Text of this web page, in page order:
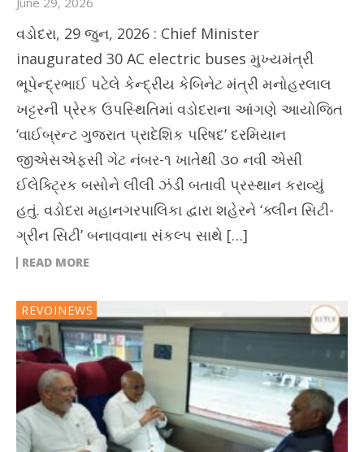
વડોદરા, 29 જુન, 2026 : Chief Minister
inaugurated 30 AC electric buses મુખ્યમંત્રી
ભૂપેન્દ્રભાઈ પટેલે કેન્દ્રીય કેબિનેટ મંત્રી મનોહરલાલ
ખટ્ટરની પ્રેરક ઉપસ્થિતિમાં વડોદરાના આંગણે આયોજિત
‘વાઈબ્રન્ટ ગુજરાત પ્રાદેશિક પરિષદ’ દરમિયાન
જીએસએફસી ગેટ નંબર-૧ ખાતેથી ૩૦ નવી એસી
ઈલેક્ટ્રિક બસોને લીલી ઝંડી બતાવી પ્રસ્થાન કરાવ્યું
હતું. વડોદરા મહાનગરપાલિકા દ્વારા શહેરને ‘ક્લીન સિટી-
ગ્રીન સિટી’ બનાવવાના સંકલ્પ સાથે […]
READ MORE
REVOINEWS